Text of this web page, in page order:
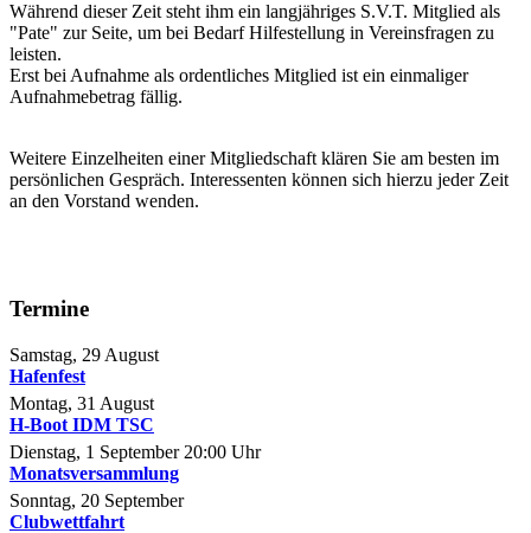
Während dieser Zeit steht ihm ein langjähriges S.V.T. Mitglied als
"Pate" zur Seite, um bei Bedarf Hilfestellung in Vereinsfragen zu
leisten.
Erst bei Aufnahme als ordentliches Mitglied ist ein einmaliger
Aufnahmebetrag fällig.
Weitere Einzelheiten einer Mitgliedschaft klären Sie am besten im
persönlichen Gespräch. Interessenten können sich hierzu jeder Zeit
an den Vorstand wenden.
Termine
Samstag, 29 August
Hafenfest
Montag, 31 August
H-Boot IDM TSC
Dienstag, 1 September 20:00 Uhr
Monatsversammlung
Sonntag, 20 September
Clubwettfahrt